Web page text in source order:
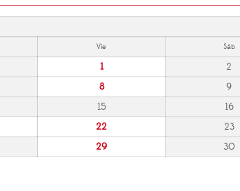
Vie Sáb
1 2
8 9
15 16
22 23
29 30